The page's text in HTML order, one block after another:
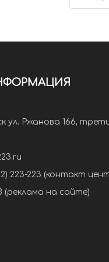
ул. Ржанова 166,
223-223 (контакт
(реклама на сайте)